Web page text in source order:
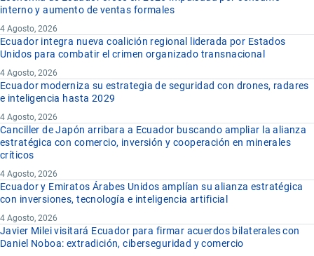
interno y aumento de ventas formales
4 Agosto, 2026
Ecuador integra nueva coalición regional liderada por Estados
Unidos para combatir el crimen organizado transnacional
4 Agosto, 2026
Ecuador moderniza su estrategia de seguridad con drones, radares
e inteligencia hasta 2029
4 Agosto, 2026
Canciller de Japón arribara a Ecuador buscando ampliar la alianza
estratégica con comercio, inversión y cooperación en minerales
críticos
4 Agosto, 2026
Ecuador y Emiratos Árabes Unidos amplían su alianza estratégica
con inversiones, tecnología e inteligencia artificial
4 Agosto, 2026
Javier Milei visitará Ecuador para firmar acuerdos bilaterales con
Daniel Noboa: extradición, ciberseguridad y comercio